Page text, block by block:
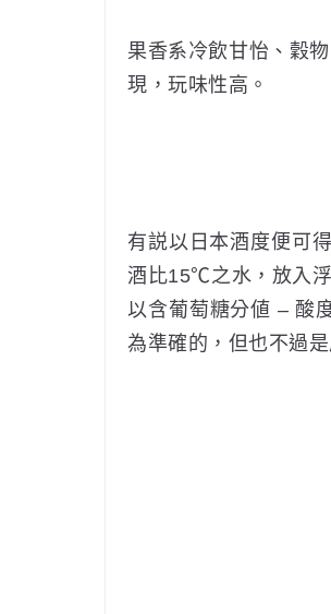
果香系冷飲甘怡、穀
現，玩味性高。
有説以日本酒度便可
酒比15℃之水，放入
以含葡萄糖分値 – 酸
為準確的，但也不過